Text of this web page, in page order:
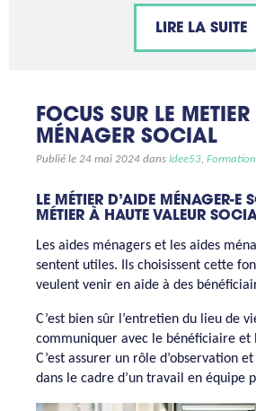
LIRE LA SUITE
FOCUS SUR LE METIER
MÉNAGER SOCIAL
Publié le 24 mai 2024 dans Idee53,
LE MÉTIER D’AIDE MÉNAGER-E
MÉTIER À HAUTE VALEUR
Les aides ménagers et les aides
sentent utiles. Ils choisissent cette
veulent venir en aide à des
C’est bien sûr l’entretien du lieu de
communiquer avec le bénéficiaire et
C’est assurer un rôle d’observation
dans le cadre d’un travail en équipe